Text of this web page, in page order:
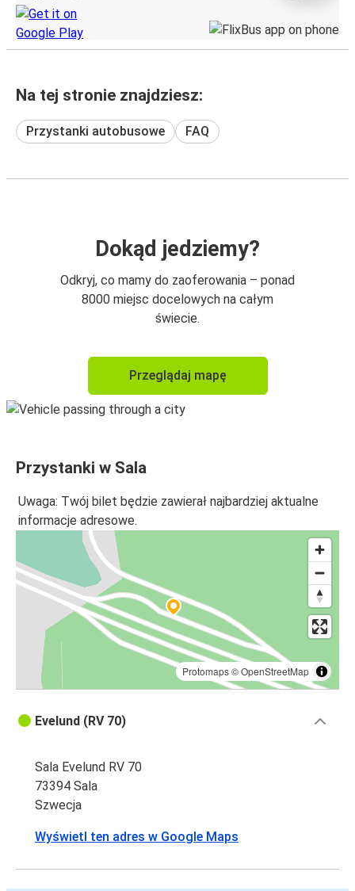
Na tej stronie znajdziesz:
Przystanki autobusowe FAQ
Dokąd jedziemy?
Odkryj, co mamy do zaoferowania – ponad
8000 miejsc docelowych na całym
świecie.
Przeglądaj mapę
Przystanki w Sala
Uwaga: Twój bilet będzie zawierał najbardziej aktualne
informacje adresowe.
Protomaps©OpenStreetMap
Evelund (RV 70)
Sala Evelund RV 70
73394 Sala
Szwecja
Wyświetl ten adres w Google Maps